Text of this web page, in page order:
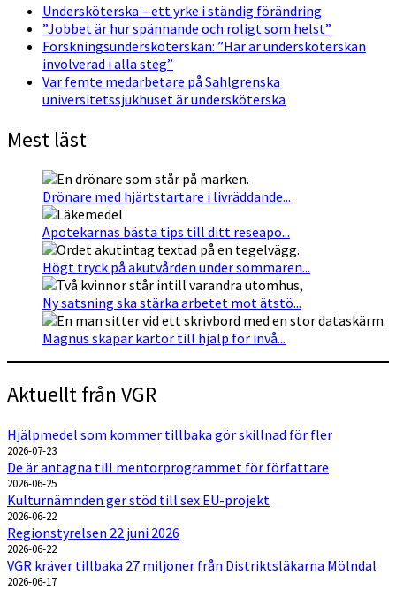
Undersköterska – ett yrke i ständig förändring
”Jobbet är hur spännande och roligt som helst”
Forskningsundersköterskan: ”Här är undersköterskan
involverad i alla steg”
Var femte medarbetare på Sahlgrenska
universitetssjukhuset är undersköterska
Mest läst
Drönare med hjärtstartare i livräddande...
Apotekarnas bästa tips till ditt reseapo...
Högt tryck på akutvården under sommaren...
Ny satsning ska stärka arbetet mot ätstö...
Magnus skapar kartor till hjälp för invå...
Aktuellt från VGR
Hjälpmedel som kommer tillbaka gör skillnad för fler
2026-07-23
De är antagna till mentorprogrammet för författare
2026-06-25
Kulturnämnden ger stöd till sex EU-projekt
2026-06-22
Regionstyrelsen 22 juni 2026
2026-06-22
VGR kräver tillbaka 27 miljoner från Distriktsläkarna Mölndal
2026-06-17